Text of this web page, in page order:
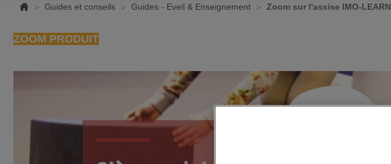
Guides et conseils Guides - Eveil & Enseignement Zoom sur l'assise IMO-LEARN
ZOOM PRODUIT